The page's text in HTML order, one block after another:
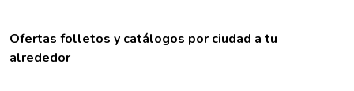
Ofertas folletos y catálogos por ciudad a tu
alrededor